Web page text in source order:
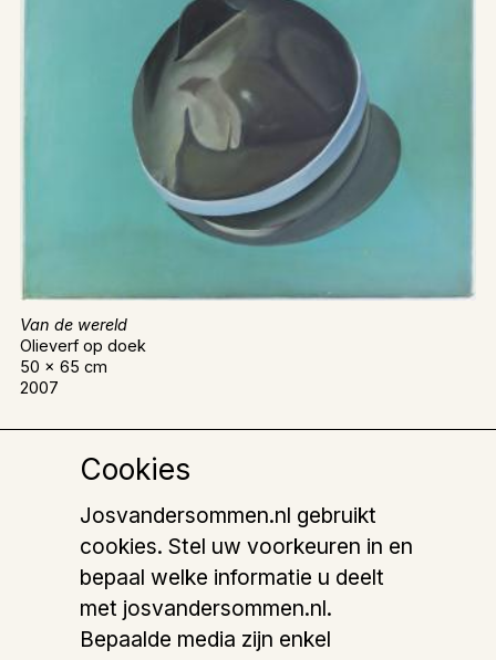
Van de wereld
Olieverf op doek
50 x 65 cm
2007
Cookies
Josvandersommen.nl gebruikt
cookies. Stel uw voorkeuren in en
bepaal welke informatie u deelt
met josvandersommen.nl.
Bepaalde media zijn enkel